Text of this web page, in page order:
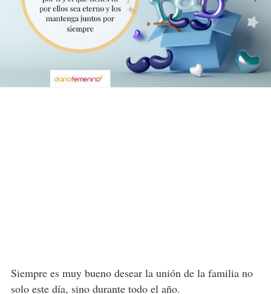
Siempre es muy bueno desear la unión de la familia no
solo este día, sino durante todo el año.